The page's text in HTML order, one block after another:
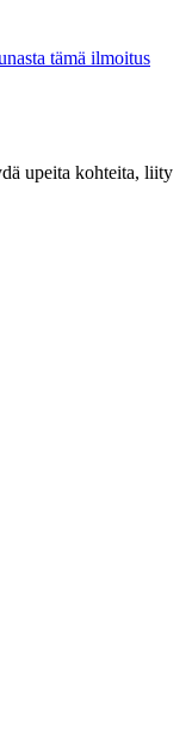
tämä ilmoitus
upeita kohteita, liity